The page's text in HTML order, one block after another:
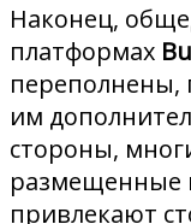
Наконец,
платформах
переполнены,
им
стороны,
размещенные
привлекают